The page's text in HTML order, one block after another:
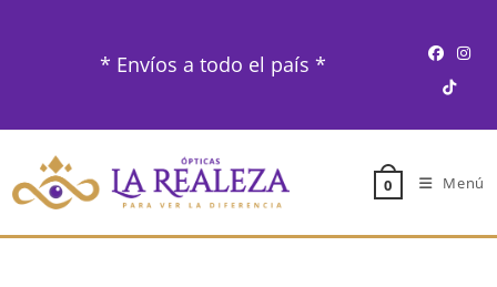
* Envíos a todo el país *
0 Menú